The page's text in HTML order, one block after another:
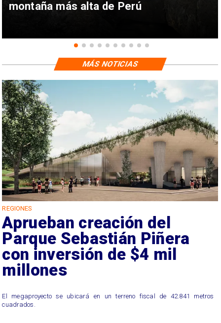
montaña más alta de Perú
REGIONES
Aprueban creación del
Parque Sebastián Piñera
con inversión de $4 mil
millones
El megaproyecto se ubicará en un terreno fiscal de 42.841 metros
cuadrados.
MÁS NOTICIAS